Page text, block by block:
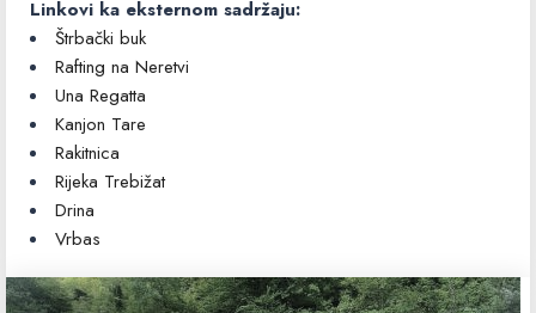
Linkovi ka eksternom sadržaju:
Štrbački buk
Rafting na Neretvi
Una Regatta
Kanjon Tare
Rakitnica
Rijeka Trebižat
Drina
Vrbas